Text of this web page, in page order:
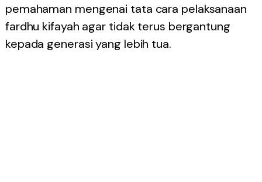
pemahaman mengenai tata cara pelaksanaan
fardhu kifayah agar tidak terus bergantung
kepada generasi yang lebih tua.